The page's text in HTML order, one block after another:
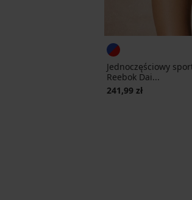
Jednoczęściowy
Reebok Dai...
241,99 zł